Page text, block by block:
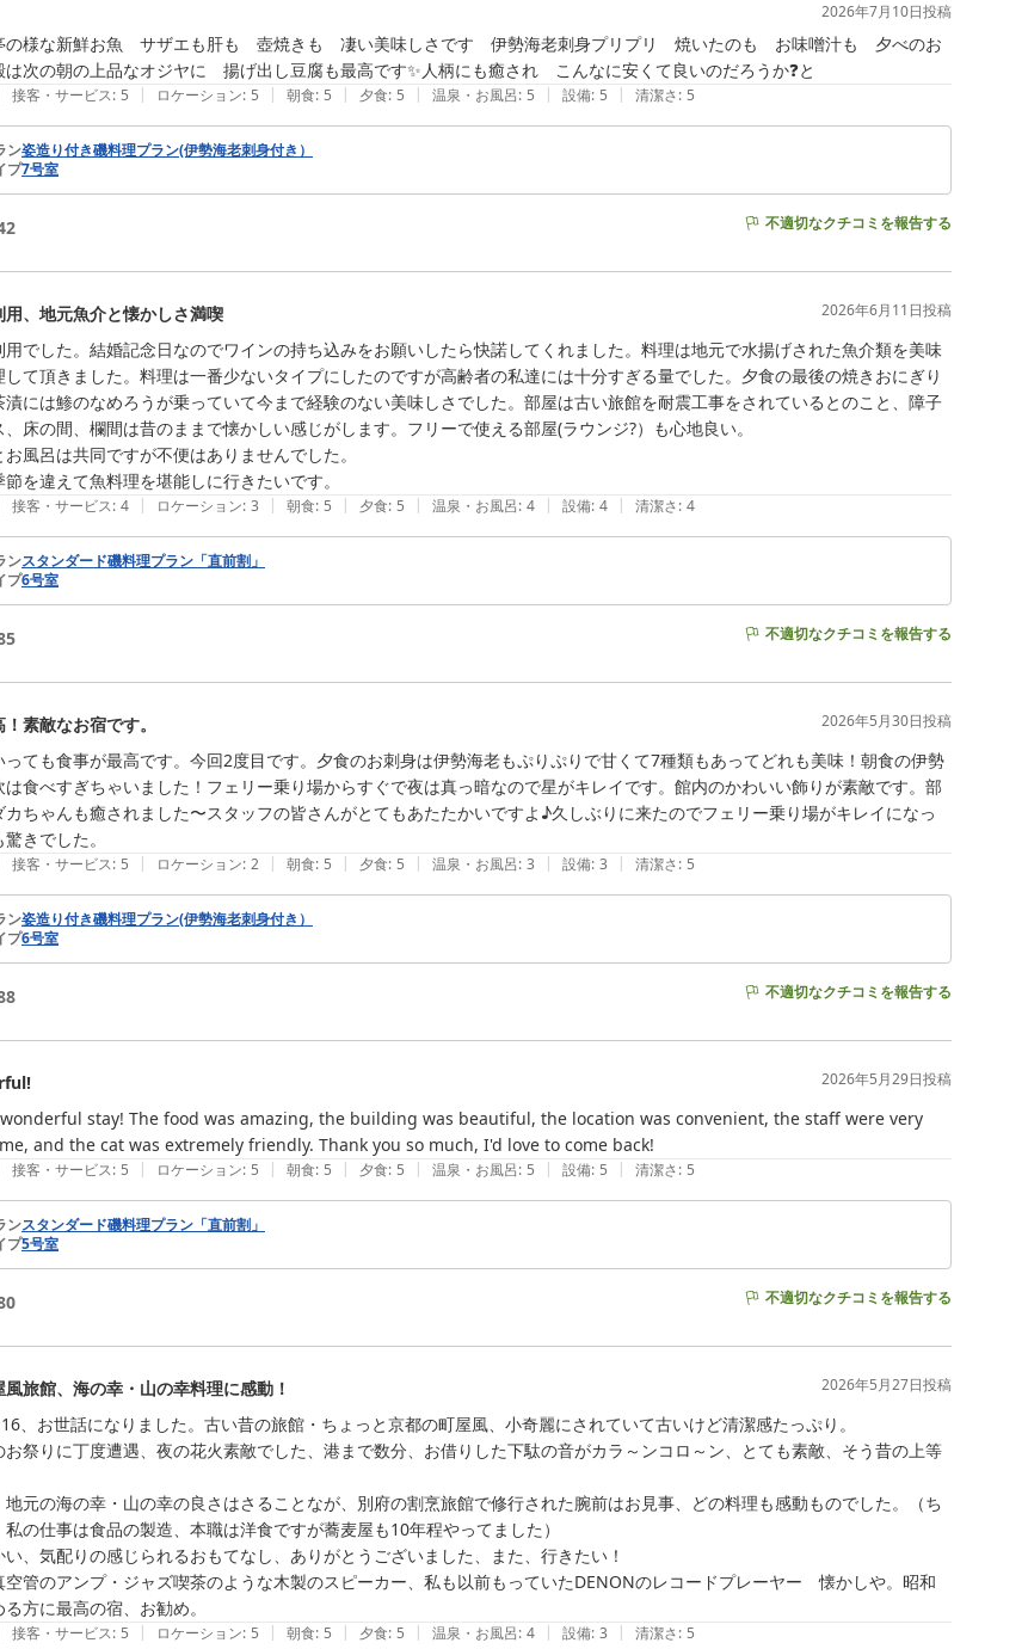
2026年7月10日投稿
の様な新鮮お魚　サザエも肝も　壺焼きも　凄い美味しさです　伊勢海老刺身プリプリ　焼いたのも　お味噌汁も　夕べのお
次の朝の上品なオジヤに　揚げ出し豆腐も最高です✨人柄にも癒され　こんなに安くて良いのだろうか❓️と
接客・サービス: 5 | ロケーション: 5 | 朝食: 5 | 夕食: 5 | 温泉・お風呂: 5 | 設備: 5 | 清潔さ: 5
ン姿造り付き磯料理プラン(伊勢海老刺身付き）
プ7号室
不適切なクチコミを報告する
用、地元魚介と懐かしさ満喫 2026年6月11日投稿
用でした。結婚記念日なのでワインの持ち込みをお願いしたら快諾してくれました。料理は地元で水揚げされた魚介類を美味
して頂きました。料理は一番少ないタイプにしたのですが高齢者の私達には十分すぎる量でした。夕食の最後の焼きおにぎり
漬には鯵のなめろうが乗っていて今まで経験のない美味しさでした。部屋は古い旅館を耐震工事をされているとのこと、障子
床の間、欄間は昔のままで懐かしい感じがします。フリーで使える部屋(ラウンジ?）も心地良い。
お風呂は共同ですが不便はありませんでした。
接客・サービス: 4 | ロケーション: 3 | 朝食: 5 | 夕食: 5 | 温泉・お風呂: 4 | 設備: 4 | 清潔さ: 4
ンスタンダード磯料理プラン「直前割」
プ6号室
不適切なクチコミを報告する
素敵なお宿です。 2026年5月30日投稿
っても食事が最高です。今回2度目です。夕食のお刺身は伊勢海老もぷりぷりで甘くて7種類もあってどれも美味！朝食の伊勢
は食べすぎちゃいました！フェリー乗り場からすぐで夜は真っ暗なので星がキレイです。館内のかわいい飾りが素敵です。部
カちゃんも癒されました〜スタッフの皆さんがとてもあたたかいですよ♪久しぶりに来たのでフェリー乗り場がキレイになっ
きでした。
接客・サービス: 5 | ロケーション: 2 | 朝食: 5 | 夕食: 5 | 温泉・お風呂: 3 | 設備: 3 | 清潔さ: 5
ン姿造り付き磯料理プラン(伊勢海老刺身付き）
プ6号室
不適切なクチコミを報告する
2026年5月29日投稿
stay! The food was amazing, the building was beautiful, the location was convenient, the staff were very
and the cat was extremely friendly. Thank you so much, I'd love to come back!
接客・サービス: 5 | ロケーション: 5 | 朝食: 5 | 夕食: 5 | 温泉・お風呂: 5 | 設備: 5 | 清潔さ: 5
ンスタンダード磯料理プラン「直前割」
プ5号室
不適切なクチコミを報告する
旅館、海の幸・山の幸料理に感動！ 2026年5月27日投稿
、お世話になりました。古い昔の旅館・ちょっと京都の町屋風、小奇麗にされていて古いけど清潔感たっぷり。
お祭りに丁度遭遇、夜の花火素敵でした、港まで数分、お借りした下駄の音がカラ～ンコロ～ン、とても素敵、そう昔の上等
地元の海の幸・山の幸の良さはさることなが、別府の割烹旅館で修行された腕前はお見事、どの料理も感動ものでした。（ち
私の仕事は食品の製造、本職は洋食ですが蕎麦屋も10年程やってました）
い、気配りの感じられるおもてなし、ありがとうございました、また、行きたい！
空管のアンプ・ジャズ喫茶のような木製のスピーカー、私も以前もっていたDENONのレコードプレーヤー　懐かしや。昭和
方に最高の宿、お勧め。
接客・サービス: 5 | ロケーション: 5 | 朝食: 5 | 夕食: 5 | 温泉・お風呂: 4 | 設備: 3 | 清潔さ: 5